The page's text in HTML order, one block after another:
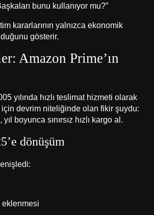
bunu kullanıyor mu?”
kararlarının yalnızca ekonomik
gösterir.
Amazon Prime’ın
yılında hızlı teslimat hizmeti olarak
için devrim niteliğinde olan fikir şuydu:
boyunca sınırsız hızlı kargo al.
dönüşüm